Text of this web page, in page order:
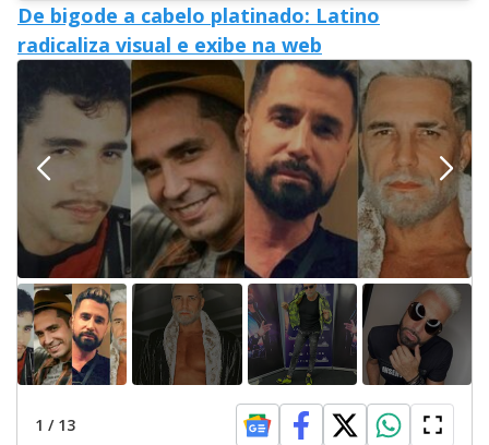
De bigode a cabelo platinado: Latino
radicaliza visual e exibe na web
1 / 13